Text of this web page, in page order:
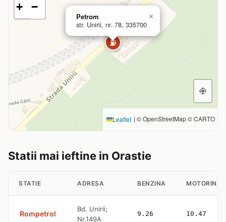
⛽
Petrom
str. Unirii, nr. 78, 335700
×
+ −
Leaflet | © OpenStreetMap © CARTO
Statii mai ieftine in Orastie
STATIE ADRESA BENZINA MOTORINA
Rompetrol
Bd. Unirii;
Nr.149A
9.26 10.47